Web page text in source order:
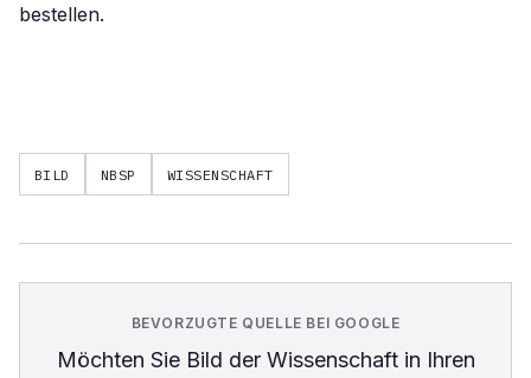
bestellen.
BILD NBSP WISSENSCHAFT
BEVORZUGTE QUELLE BEI GOOGLE
Möchten Sie Bild der Wissenschaftin Ihren